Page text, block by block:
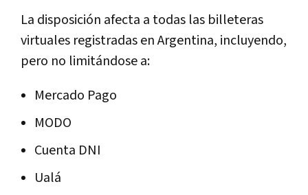
La disposición afecta a todas las billeteras
virtuales registradas en Argentina, incluyendo,
pero no limitándose a:
Mercado Pago
MODO
Cuenta DNI
Ualá